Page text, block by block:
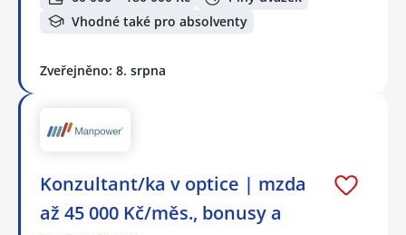
Vhodné také pro absolventy
Zveřejněno: 8. srpna
Konzultant/ka v optice | mzda
až 45 000 Kč/měs., bonusy a